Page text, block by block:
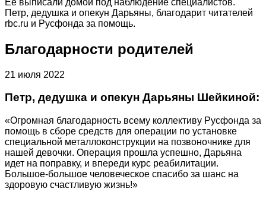
Петр, дедушка и опекун Дарьяны, благодарит читателей
rbc.ru и Русфонда за помощь.
Благодарности родителей
21 июля 2022
Петр, дедушка и опекун Дарьяны Шейкиной:
«Огромная благодарность всему коллективу Русфонда за
помощь в сборе средств для операции по установке
специальной металлоконструкции на позвоночнике для
нашей девочки. Операция прошла успешно, Дарьяна
идет на поправку, и впереди курс реабилитации.
Большое-большое человеческое спасибо за шанс на
здоровую счастливую жизнь!»